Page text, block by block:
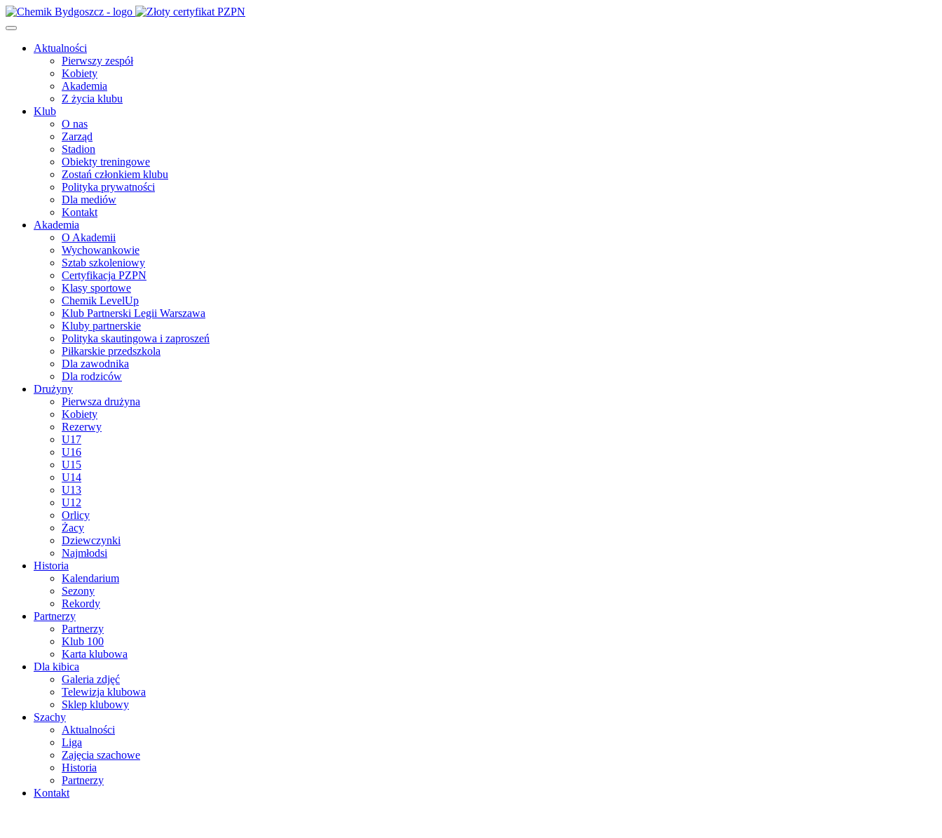
Aktualności
Pierwszy zespół
Kobiety
Akademia
Z życia klubu
Klub
O nas
Zarząd
Stadion
Obiekty treningowe
Zostań członkiem klubu
Polityka prywatności
Dla mediów
Kontakt
Akademia
O Akademii
Wychowankowie
Sztab szkoleniowy
Certyfikacja PZPN
Klasy sportowe
Chemik LevelUp
Klub Partnerski Legii Warszawa
Kluby partnerskie
Polityka skautingowa i zaproszeń
Piłkarskie przedszkola
Dla zawodnika
Dla rodziców
Drużyny
Pierwsza drużyna
Kobiety
Rezerwy
U17
U16
U15
U14
U13
U12
Orlicy
Żacy
Dziewczynki
Najmłodsi
Historia
Kalendarium
Sezony
Rekordy
Partnerzy
Partnerzy
Klub 100
Karta klubowa
Dla kibica
Galeria zdjęć
Telewizja klubowa
Sklep klubowy
Szachy
Aktualności
Liga
Zajęcia szachowe
Historia
Partnerzy
Kontakt